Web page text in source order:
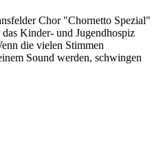
Chor "Chornetto Spezial"
Kinder- und Jugendhospiz
die vielen Stimmen
Sound werden, schwingen